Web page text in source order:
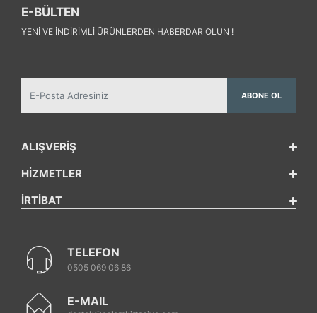
E-BÜLTEN
YENI VE INDIRIMLI ÜRÜNLERDEN HABERDAR OLUN !
ABONE OL
ALIŞVERİŞ
HİZMETLER
İRTİBAT
TELEFON
0505 069 06 86
E-MAIL